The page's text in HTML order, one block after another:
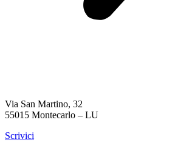
Via San Martino, 32
55015 Montecarlo – LU
Scrivici